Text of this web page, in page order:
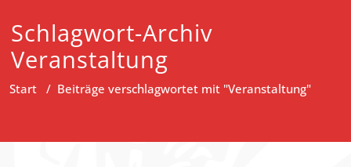
Schlagwort-Archiv
Veranstaltung
Start / Beiträge verschlagwortet mit "Veranstaltung"